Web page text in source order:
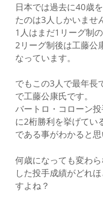
日本では過去に40歳
たのは3人しかいませ
1人はまだ1リーグ制
2リーグ制後は工藤公
なっています。
でもこの3人で最年長
で工藤公康氏です。
バートロ・コローン
に2桁勝利を挙げてい
である事がわかると思
何歳になっても変わ
した投手成績がどれ
すよね？